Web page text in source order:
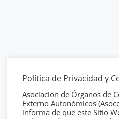
Política de Privacidad y
Asociación de Órganos de
Externo Autonómicos
informa de que este Sitio